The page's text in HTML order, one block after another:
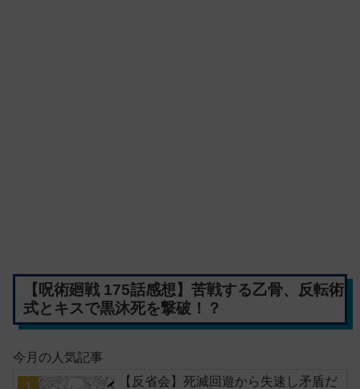
【呪術廻戦 175話感想】苦戦する乙骨、反転術
式とキスで黒沐死を撃破！？
今月の人気記事
【反省会】死滅回遊から失速し矛盾だ